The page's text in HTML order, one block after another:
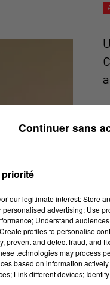
priorité
our legitimate interest: Store
advertising; Use
Understand
profiles to personalise
prevent and detect fraud, and
technologies may process
based on information actively
Link different devices;
Continuer sans